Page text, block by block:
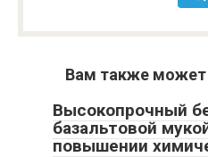
Вам также может
Высокопрочный
базальтовой
повышении